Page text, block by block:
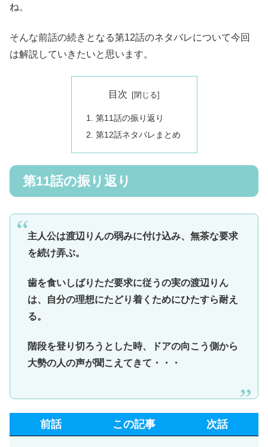
ね。
そんな前話の続きとなる第12話のネタバレについて今回
は解説していきたいと思います。
目次
第11話の振り返り
第12話ネタバレまとめ
第11話の振り返り
主人公は渡辺りんの弱みに付け込み、無茶な要求
を続け弄ぶ。
歯を食いしばりただ要求に従うの実の渡辺りん
は、自分の理想にたどり着くためにひたすら耐え
る。
階段を登り切ろうとした時、ドアの向こう側から
大勢の人の声が聞こえてきて・・・
前話 この記事 次話